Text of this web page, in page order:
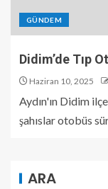
GÜNDEM
Didim’de Tıp
Haziran 10, 2025
Aydın'ın Didim
şahıslar otobüs
ARA